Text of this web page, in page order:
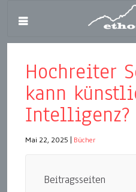
Hochreiter
kann
Intelligenz?
Mai 22, 2025 Bücher
Beitragsseiten